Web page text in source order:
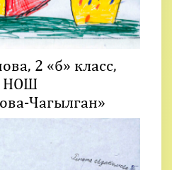
2 «б» класс,
НОШ
Чагылган»